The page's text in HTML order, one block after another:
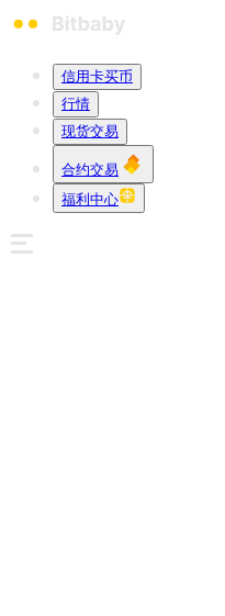
信用卡买币
行情
现货交易
合约交易
福利中心